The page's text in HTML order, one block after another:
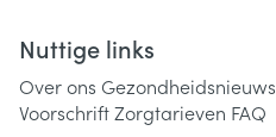
Nuttige links
Over ons Gezondheidsnieuws
VoorschriftZorgtarieven FAQ